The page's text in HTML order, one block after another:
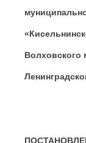
Волховского